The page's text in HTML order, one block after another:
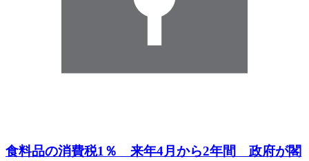
食料品の消費税1％ 来年4月から2年間 政府が閣